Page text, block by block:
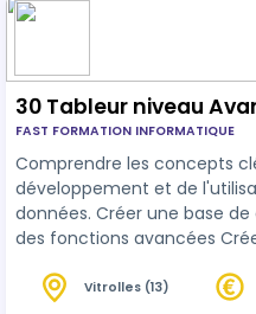
30 Tableur niveau
FAST FORMATION INFORMATIQUE
Comprendre les concepts
développement et de
données. Créer une base
des fonctions avancées
productivité avec des
Vitrolles (13)